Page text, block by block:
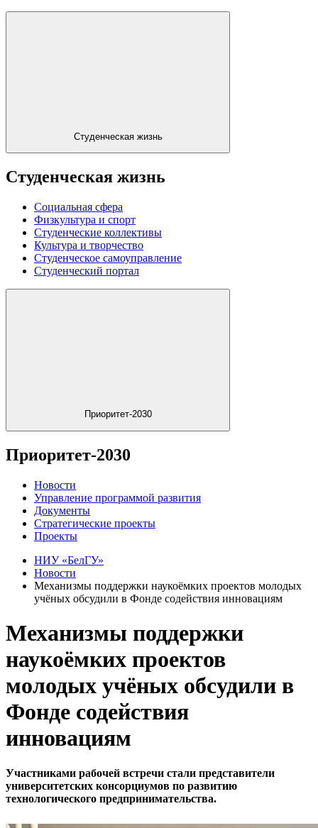
Студенческая жизнь
Студенческая жизнь
Социальная сфера
Физкультура и спорт
Студенческие коллективы
Культура и творчество
Студенческое самоуправление
Студенческий портал
Приоритет-2030
Приоритет-2030
Новости
Управление программой развития
Документы
Стратегические проекты
Проекты
НИУ «БелГУ»
Новости
Механизмы поддержки наукоёмких проектов молодых
учёных обсудили в Фонде содействия инновациям
Механизмы поддержки
наукоёмких проектов
молодых учёных обсудили в
Фонде содействия
инновациям
Участниками рабочей встречи стали представители
университетских консорциумов по развитию
технологического предпринимательства.